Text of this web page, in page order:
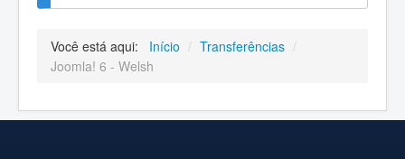
Você está aqui: Início / Transferências /
Joomla! 6 - Welsh